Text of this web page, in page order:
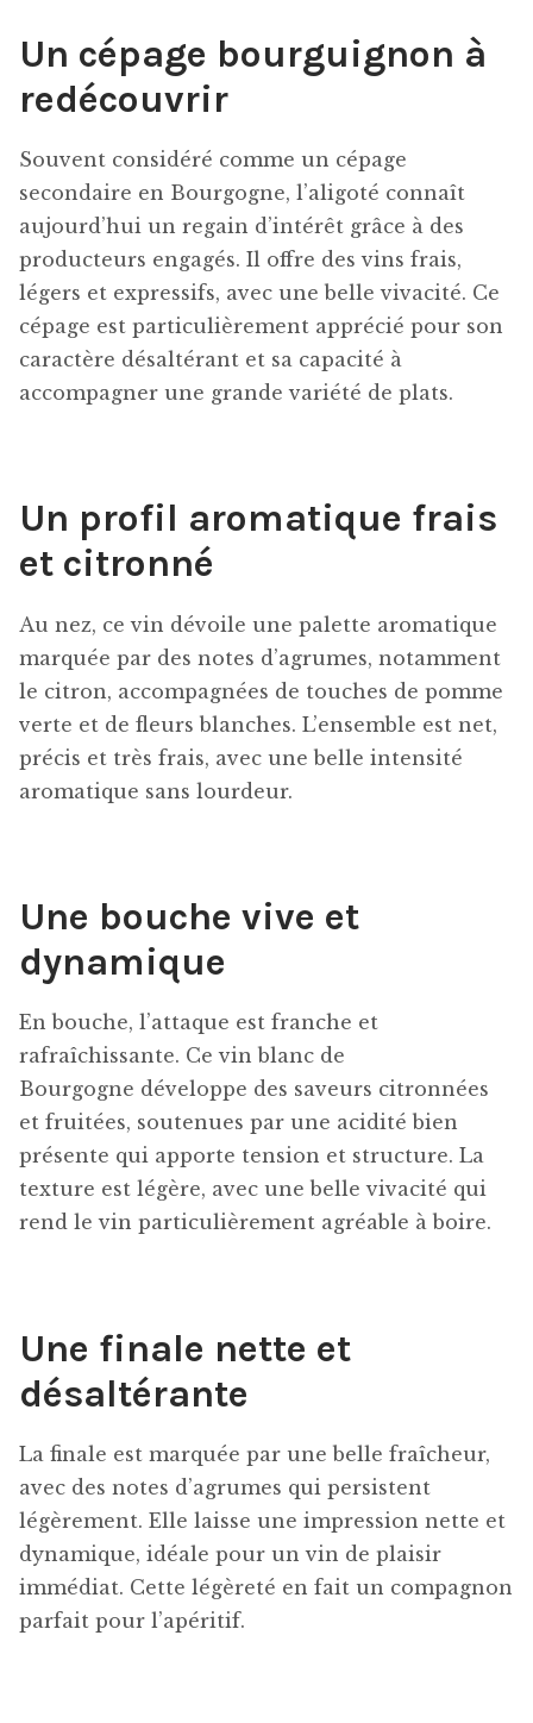
Un cépage bourguignon à
redécouvrir
Souvent considéré comme un cépage
secondaire en Bourgogne, l’aligoté connaît
aujourd’hui un regain d’intérêt grâce à des
producteurs engagés. Il offre des vins frais,
légers et expressifs, avec une belle vivacité. Ce
cépage est particulièrement apprécié pour son
caractère désaltérant et sa capacité à
accompagner une grande variété de plats.
Un profil aromatique frais
et citronné
Au nez, ce vin dévoile une palette aromatique
marquée par des notes d’agrumes, notamment
le citron, accompagnées de touches de pomme
verte et de fleurs blanches. L’ensemble est net,
précis et très frais, avec une belle intensité
aromatique sans lourdeur.
Une bouche vive et
dynamique
En bouche, l’attaque est franche et
rafraîchissante. Ce vin blanc de
Bourgogne développe des saveurs citronnées
et fruitées, soutenues par une acidité bien
présente qui apporte tension et structure. La
texture est légère, avec une belle vivacité qui
rend le vin particulièrement agréable à boire.
Une finale nette et
désaltérante
La finale est marquée par une belle fraîcheur,
avec des notes d’agrumes qui persistent
légèrement. Elle laisse une impression nette et
dynamique, idéale pour un vin de plaisir
immédiat. Cette légèreté en fait un compagnon
parfait pour l’apéritif.